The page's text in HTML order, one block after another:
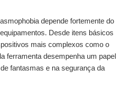
depende fortemente do
Desde itens básicos
mais complexos como o
ferramenta desempenha um papel
fantasmas e na segurança da